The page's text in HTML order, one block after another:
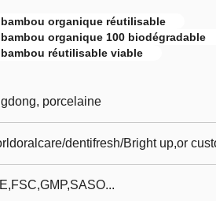
organique réutilisable
organique 100 biodégradable
réutilisable viable
porcelaine
dentifresh/Bright up,or